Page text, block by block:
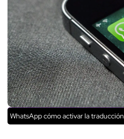
WhatsApp cómo activar la traducción